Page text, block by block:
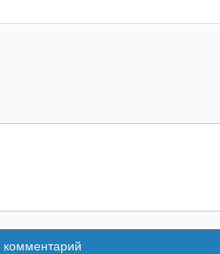
комментарий